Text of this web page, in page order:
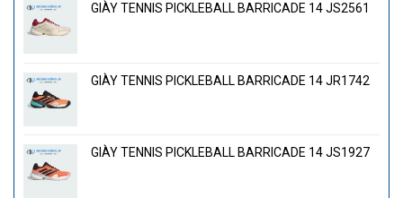
GIÀY TENNIS PICKLEBALL BARRICADE 14 JS2561
GIÀY TENNIS PICKLEBALL BARRICADE 14 JR1742
GIÀY TENNIS PICKLEBALL BARRICADE 14 JS1927